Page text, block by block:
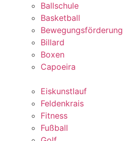
Ballschule
Basketball
Bewegungsförderung
Billard
Boxen
Capoeira
Eiskunstlauf
Feldenkrais
Fitness
Fußball